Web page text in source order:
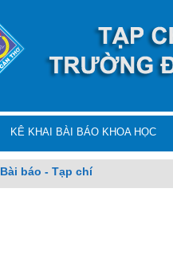
KÊ KHAI BÀI BÁO KHOA HỌC
Bài báo - Tạp chí